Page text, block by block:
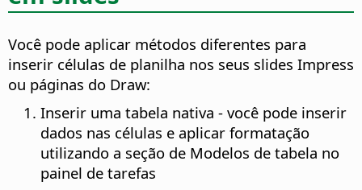
Você pode aplicar métodos diferentes para
inserir células de planilha nos seus slides Impress
ou páginas do Draw:
Inserir uma tabela nativa - você pode inserir
dados nas células e aplicar formatação
utilizando a seção de Modelos de tabela no
painel de tarefas